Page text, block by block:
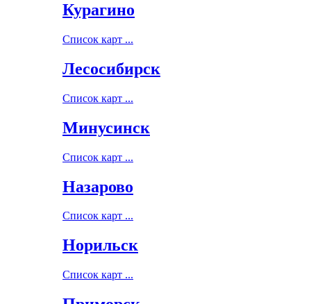
Курагино
Список карт ...
Лесосибирск
Список карт ...
Минусинск
Список карт ...
Назарово
Список карт ...
Норильск
Список карт ...